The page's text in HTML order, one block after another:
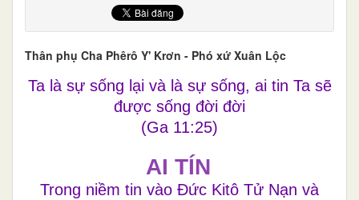
Thân phụ Cha Phêrô Y' Krơn - Phó xứ Xuân Lộc
Ta là sự sống lại và là sự sống, ai tin Ta sẽ
được sống đời đời
(Ga 11:25)
AI TÍN
Trong niềm tin vào Đức Kitô Tử Nạn và